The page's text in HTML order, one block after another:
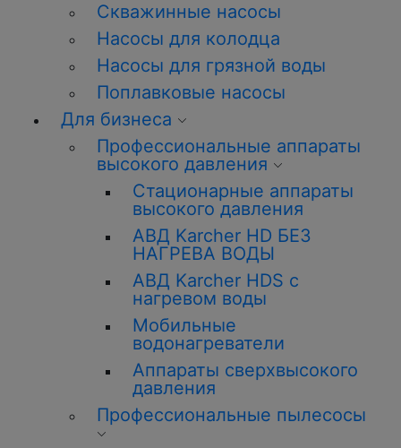
Скважинные насосы
Насосы для колодца
Насосы для грязной воды
Поплавковые насосы
Для бизнеса
Профессиональные аппараты
высокого давления
Стационарные аппараты
высокого давления
АВД Karcher HD БЕЗ
НАГРЕВА ВОДЫ
АВД Karcher HDS с
нагревом воды
Мобильные
водонагреватели
Аппараты сверхвысокого
давления
Профессиональные пылесосы